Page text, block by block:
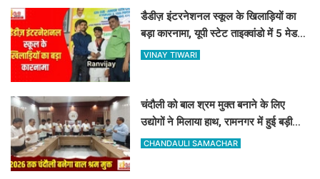
डैडीज़ इंटरनेशनल स्कूल के खिलाड़ियों का
बड़ा कारनामा, यूपी स्टेट ताइक्वांडो में 5 मेडल्स
पर जमाया कब्जा
VINAY TIWARI
चंदौली को बाल श्रम मुक्त बनाने के लिए
उद्योगों ने मिलाया हाथ, रामनगर में हुई बड़ी
बैठक, बाल श्रम पर सख्त हुआ प्रशासन
CHANDAULI SAMACHAR